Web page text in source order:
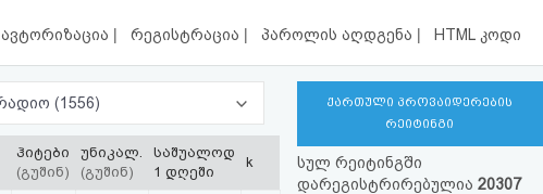
ავტორიზაცია | რეგისტრაცია | პაროლის აღდგენა | HTML კოდი
ახალი ამბები, მედია, ტელევიზია, რადიო (1556)
ჰიტები
(გუშინ)
უნიკალ.
(გუშინ)
საშუალოდ
1 დღეში
k
ქართული პროვაიდერების
რეიტინგი
სულ რეიტინგში
დარეგისტრირებულია 20307